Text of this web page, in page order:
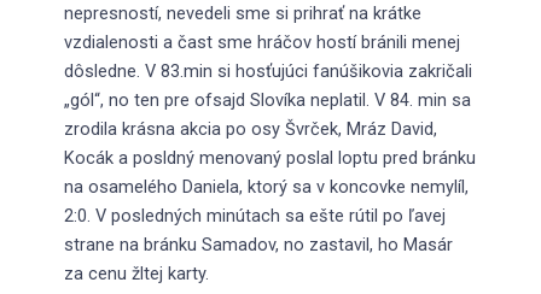
nepresností, nevedeli sme si prihrať na krátke
vzdialenosti a čast sme hráčov hostí bránili menej
dôsledne. V 83.min si hosťujúci fanúšikovia zakričali
„gól“, no ten pre ofsajd Slovíka neplatil. V 84. min sa
zrodila krásna akcia po osy Švrček, Mráz David,
Kocák a posldný menovaný poslal loptu pred bránku
na osamelého Daniela, ktorý sa v koncovke nemylíl,
2:0. V posledných minútach sa ešte rútil po ľavej
strane na bránku Samadov, no zastavil, ho Masár
za cenu žltej karty.